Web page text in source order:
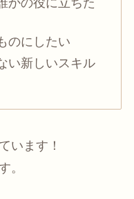
のにしたい
い新しいスキル
います！
。